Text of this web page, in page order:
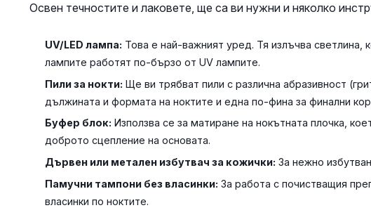
Освен течностите и лаковете, ще са ви нужни и няколко
UV/LED лампа: Това е най-важният уред. Тя излъчва светлина,
лампите работят по-бързо от UV лампите.
Пили за нокти: Ще ви трябват пили с различна абразивност
дължината и формата на ноктите и една по-фина за финални
Буфер блок: Използва се за матиране на нокътната плочка,
доброто сцепление на основата.
Дървен или метален избутвач за кожички: За нежно
Памучни тампони без власинки: За работа с почистващия
власинки по ноктите.